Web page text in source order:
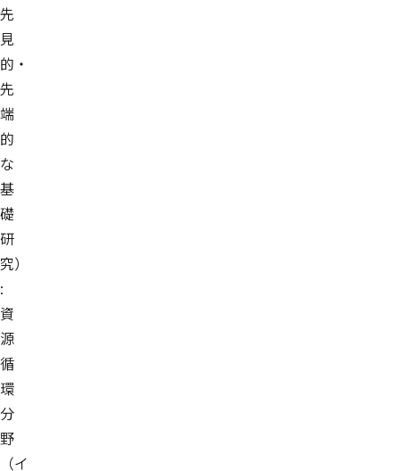
先
見
的・
先
端
的
な
基
礎
研
究）
:
資
源
循
環
分
野
（イ